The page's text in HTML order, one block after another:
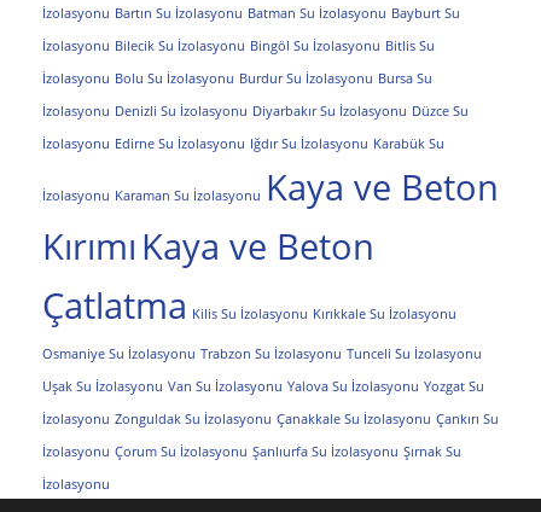
İzolasyonu Bartın Su İzolasyonu Batman Su İzolasyonu Bayburt Su
İzolasyonu Bilecik Su İzolasyonu Bingöl Su İzolasyonu Bitlis Su
İzolasyonu Bolu Su İzolasyonu Burdur Su İzolasyonu Bursa Su
İzolasyonu Denizli Su İzolasyonu Diyarbakır Su İzolasyonu Düzce Su
İzolasyonu Edirne Su İzolasyonu Iğdır Su İzolasyonu Karabük Su
İzolasyonu Karaman Su İzolasyonu Kaya ve Beton
Kırımı Kaya ve Beton
Çatlatma Kilis Su İzolasyonu Kırıkkale Su İzolasyonu
Osmaniye Su İzolasyonu Trabzon Su İzolasyonu Tunceli Su İzolasyonu
Uşak Su İzolasyonu Van Su İzolasyonu Yalova Su İzolasyonu Yozgat Su
İzolasyonu Zonguldak Su İzolasyonu Çanakkale Su İzolasyonu Çankırı Su
İzolasyonu Çorum Su İzolasyonu Şanlıurfa Su İzolasyonu Şırnak Su
İzolasyonu